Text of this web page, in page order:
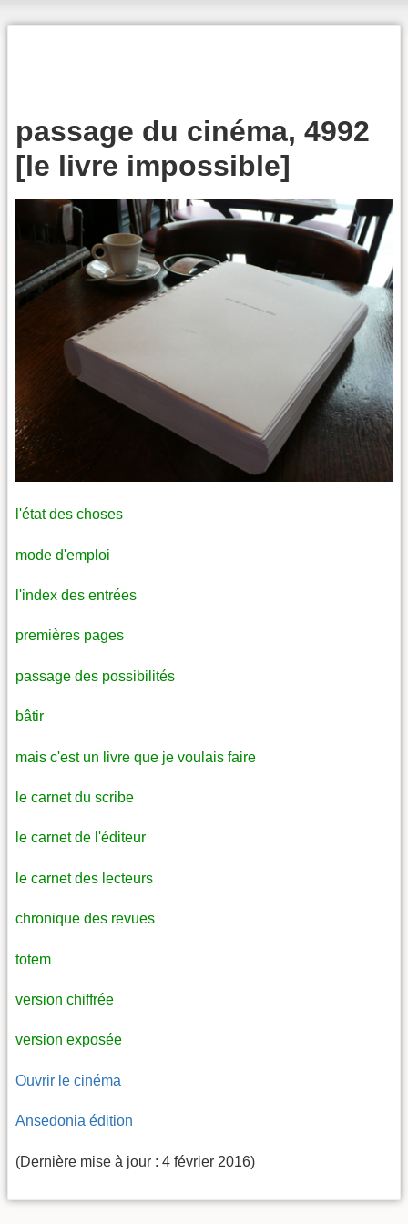
passage du cinéma, 4992
[le livre impossible]
l'état des choses
mode d'emploi
l'index des entrées
premières pages
passage des possibilités
bâtir
mais c'est un livre que je voulais faire
le carnet du scribe
le carnet de l'éditeur
le carnet des lecteurs
chronique des revues
totem
version chiffrée
version exposée
Ouvrir le cinéma
Ansedonia édition
(Dernière mise à jour : 4 février 2016)